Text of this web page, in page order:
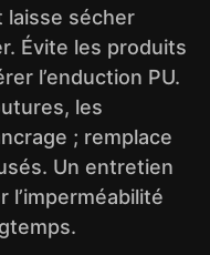
laisse sécher
Évite les produits
l’enduction PU.
les
; remplace
Un entretien
l’imperméabilité